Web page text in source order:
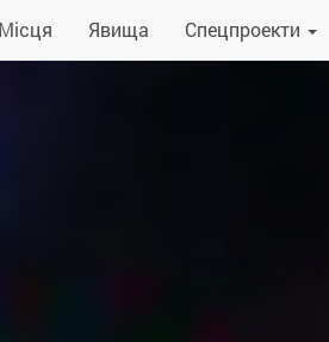
Явища Спецпроекти